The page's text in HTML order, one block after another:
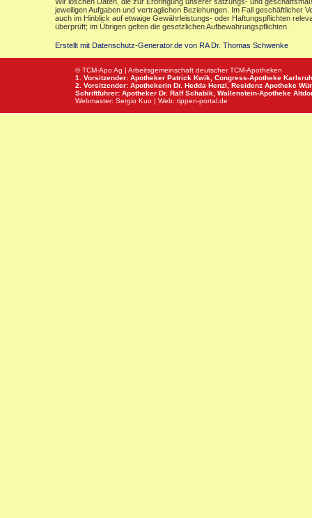
jeweiligen Aufgaben und vertraglichen Beziehungen. Im Fall geschäftlicher
auch im Hinblick auf etwaige Gewährleistungs- oder Haftungspflichten
überprüft; im Übrigen gelten die gesetzlichen Aufbewahrungspflichten.
Erstellt mit Datenschutz-Generator.de von RA Dr. Thomas Schwenke
© TCM-Apo Ag | Arbeitsgemeinschaft deutscher TCM-Apotheken
1. Vorsitzender: Apotheker Patrick Kwik, Congress-Apotheke
2. Vorsitzender: Apothekerin Dr. Hedda Henzl, Residenz Apotheke
Schriftführer: Apotheker Dr. Ralf Schabik, Wallenstein-Apotheke
Webmaster: Sergio Kuo | Web: tippen-portal.de